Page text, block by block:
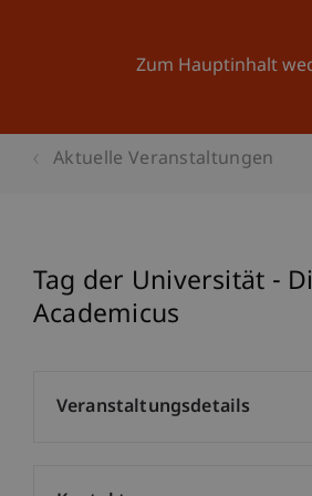
Zum Hauptinhalt
Aktuelle Veranstaltungen
Tag der Universität -
Academicus
Veranstaltungsdetails